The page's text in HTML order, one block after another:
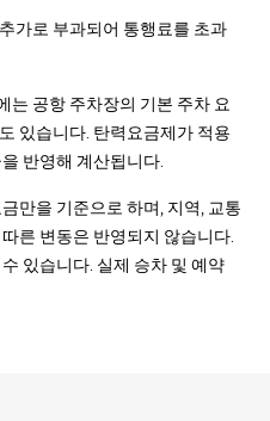
가로 부과되어 통행료를 초과
는 공항 주차장의 기본 주차 요
있습니다. 탄력요금제가 적용
반영해 계산됩니다.
만을 기준으로 하며, 지역, 교통
른 변동은 반영되지 않습니다.
있습니다. 실제 승차 및 예약